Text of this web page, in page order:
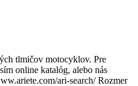
tlmičov motocyklov. Pre
online katalóg, alebo nás
ari-search/ Rozmer